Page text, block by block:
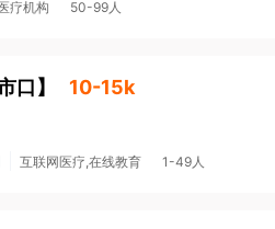
疗机构 50-99人
口 】 10-15k
互联网医疗,在线教育 1-49人